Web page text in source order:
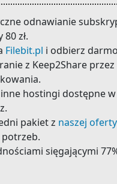
odnawianie
zł.
Filebit.pl i odbierz
z Keep2Share
hostingi dostępne w
pakiet z naszej oferty
sięgającymi